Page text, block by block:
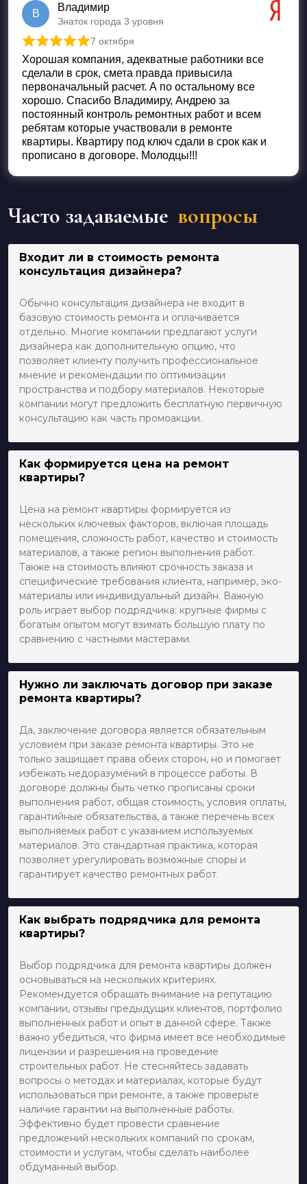
В
Владимир
Знаток города 3 уровня
Оценка 5из 5
7 октября
Хорошая компания, адекватные работники все
сделали в срок, смета правда привысила
первоначальный расчет. А по остальному все
хорошо. Спасибо Владимиру, Андрею за
постоянный контроль ремонтных работ и всем
ребятам которые участвовали в ремонте
квартиры. Квартиру под ключ сдали в срок как и
прописано в договоре. Молодцы!!!
Часто задаваемые вопросы
Входит ли в стоимость ремонта
консультация дизайнера?
Обычно консультация дизайнера не входит в
базовую стоимость ремонта и оплачивается
отдельно. Многие компании предлагают услуги
дизайнера как дополнительную опцию, что
позволяет клиенту получить профессиональное
мнение и рекомендации по оптимизации
пространства и подбору материалов. Некоторые
компании могут предложить бесплатную первичную
консультацию как часть промоакции.
Как формируется цена на ремонт
квартиры?
Цена на ремонт квартиры формируется из
нескольких ключевых факторов, включая площадь
помещения, сложность работ, качество и стоимость
материалов, а также регион выполнения работ.
Также на стоимость влияют срочность заказа и
специфические требования клиента, например, эко-
материалы или индивидуальный дизайн. Важную
роль играет выбор подрядчика: крупные фирмы с
богатым опытом могут взимать большую плату по
сравнению с частными мастерами.
Нужно ли заключать договор при заказе
ремонта квартиры?
Да, заключение договора является обязательным
условием при заказе ремонта квартиры. Это не
только защищает права обеих сторон, но и помогает
избежать недоразумений в процессе работы. В
договоре должны быть четко прописаны сроки
выполнения работ, общая стоимость, условия оплаты,
гарантийные обязательства, а также перечень всех
выполняемых работ с указанием используемых
материалов. Это стандартная практика, которая
позволяет урегулировать возможные споры и
гарантирует качество ремонтных работ.
Как выбрать подрядчика для ремонта
квартиры?
Выбор подрядчика для ремонта квартиры должен
основываться на нескольких критериях.
Рекомендуется обращать внимание на репутацию
компании, отзывы предыдущих клиентов, портфолио
выполненных работ и опыт в данной сфере. Также
важно убедиться, что фирма имеет все необходимые
лицензии и разрешения на проведение
строительных работ. Не стесняйтесь задавать
вопросы о методах и материалах, которые будут
использоваться при ремонте, а также проверьте
наличие гарантии на выполненные работы.
Эффективно будет провести сравнение
предложений нескольких компаний по срокам,
стоимости и услугам, чтобы сделать наиболее
обдуманный выбор.